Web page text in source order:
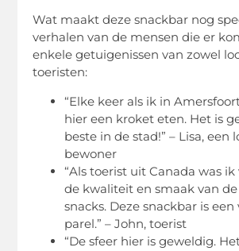
Wat maakt deze snackbar nog
verhalen van de mensen die er
enkele getuigenissen van zowel
toeristen:
“Elke keer als ik in
hier een kroket eten. Het is
beste in de stad!” – Lisa, een
bewoner
“Als toerist uit Canada was
de kwaliteit en smaak van
snacks. Deze snackbar is
parel.” – John, toerist
“De sfeer hier is geweldig.